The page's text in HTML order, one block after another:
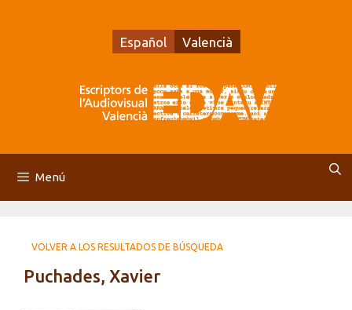
Español Valencià
Menú
VOLVER A LOS RESULTADOS DE BÚSQUEDA
Puchades, Xavier